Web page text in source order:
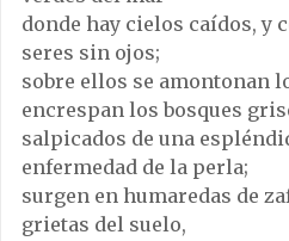
donde hay cielos caídos, y
seres sin ojos;
sobre ellos se amontonan
encrespan los bosques
salpicados de una
enfermedad de la perla;
surgen en humaredas de
grietas del suelo,